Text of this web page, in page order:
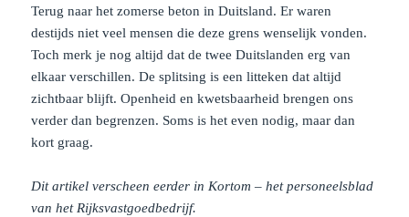
Terug naar het zomerse beton in Duitsland. Er waren
destijds niet veel mensen die deze grens wenselijk vonden.
Toch merk je nog altijd dat de twee Duitslanden erg van
elkaar verschillen. De splitsing is een litteken dat altijd
zichtbaar blijft. Openheid en kwetsbaarheid brengen ons
verder dan begrenzen. Soms is het even nodig, maar dan
kort graag.
Dit artikel verscheen eerder in Kortom – het personeelsblad
van het Rijksvastgoedbedrijf.